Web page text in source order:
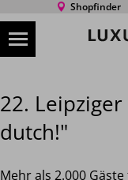
Shopfinder
22.
dutch!"
Mehr als 2.000